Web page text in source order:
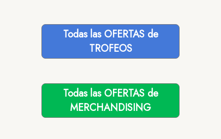
Todas las OFERTAS de
TROFEOS
Todas las OFERTAS de
MERCHANDISING